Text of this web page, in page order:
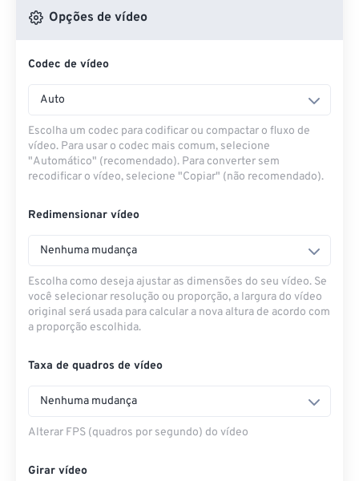
Do OneDrive
Opções de vídeo
Codec de vídeo
Auto
Escolha um codec para codificar ou compactar o fluxo de
vídeo. Para usar o codec mais comum, selecione
"Automático" (recomendado). Para converter sem
recodificar o vídeo, selecione "Copiar" (não recomendado).
Redimensionar vídeo
Nenhuma mudança
Escolha como deseja ajustar as dimensões do seu vídeo. Se
você selecionar resolução ou proporção, a largura do vídeo
original será usada para calcular a nova altura de acordo com
a proporção escolhida.
Taxa de quadros de vídeo
Nenhuma mudança
Alterar FPS (quadros por segundo) do vídeo
Girar vídeo